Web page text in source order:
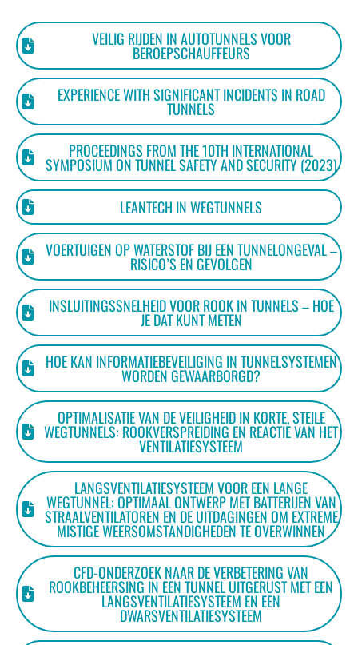
VEILIG RIJDEN IN AUTOTUNNELS VOOR
BEROEPSCHAUFFEURS
EXPERIENCE WITH SIGNIFICANT INCIDENTS IN ROAD
TUNNELS
PROCEEDINGS FROM THE 10TH INTERNATIONAL
SYMPOSIUM ON TUNNEL SAFETY AND SECURITY (2023)
LEANTECH IN WEGTUNNELS
VOERTUIGEN OP WATERSTOF BIJ EEN TUNNELONGEVAL –
RISICO’S EN GEVOLGEN
INSLUITINGSSNELHEID VOOR ROOK IN TUNNELS – HOE
JE DAT KUNT METEN
HOE KAN INFORMATIEBEVEILIGING IN TUNNELSYSTEMEN
WORDEN GEWAARBORGD?
OPTIMALISATIE VAN DE VEILIGHEID IN KORTE, STEILE
WEGTUNNELS: ROOKVERSPREIDING EN REACTIE VAN HET
VENTILATIESYSTEEM
LANGSVENTILATIESYSTEEM VOOR EEN LANGE
WEGTUNNEL: OPTIMAAL ONTWERP MET BATTERIJEN VAN
STRAALVENTILATOREN EN DE UITDAGINGEN OM EXTREME
MISTIGE WEERSOMSTANDIGHEDEN TE OVERWINNEN
CFD-ONDERZOEK NAAR DE VERBETERING VAN
ROOKBEHEERSING IN EEN TUNNEL UITGERUST MET EEN
LANGSVENTILATIESYSTEEM EN EEN
DWARSVENTILATIESYSTEEM